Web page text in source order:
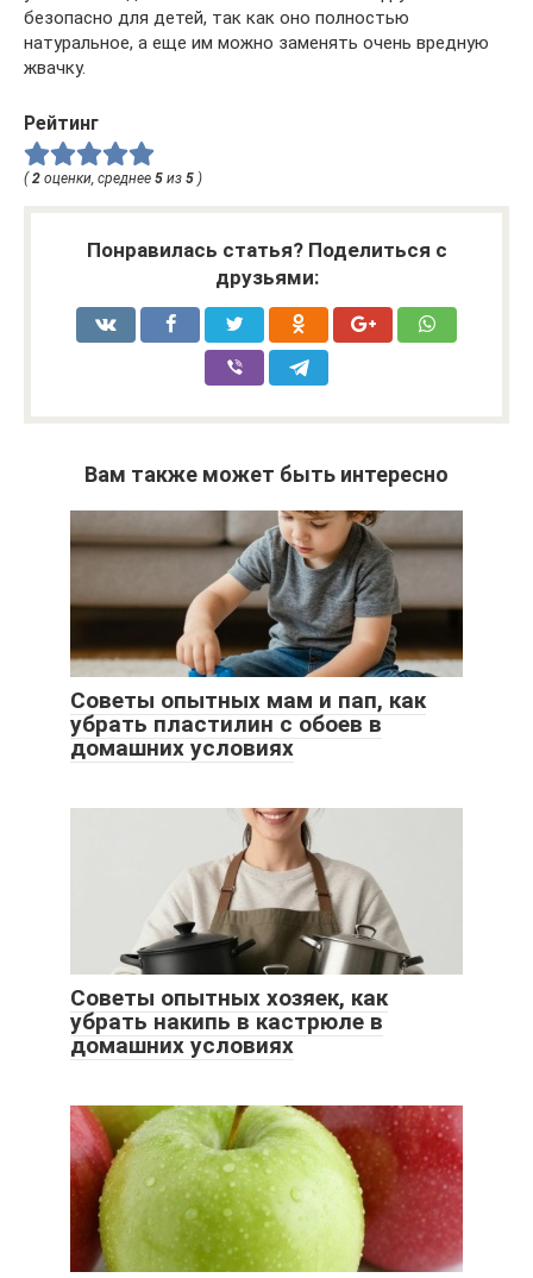
безопасно для детей, так как оно полностью
натуральное, а еще им можно заменять очень вредную
жвачку.
Рейтинг
( 2 оценки, среднее 5 из 5 )
Понравилась статья? Поделиться с
друзьями:
Вам также может быть интересно
Советы опытных мам и пап, как
убрать пластилин с обоев в
домашних условиях
Советы опытных хозяек, как
убрать накипь в кастрюле в
домашних условиях